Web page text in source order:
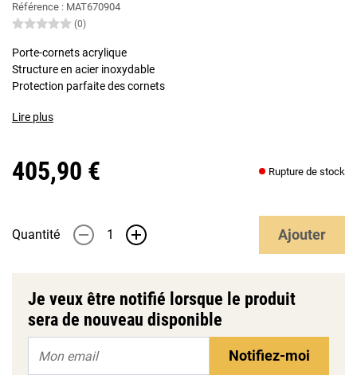
Référence : MAT670904
(0)
Porte-cornets acrylique
Structure en acier inoxydable
Protection parfaite des cornets
Lire plus
405,90 € Rupture de stock
Quantité - + Ajouter
Je veux être notifié lorsque le produit
sera de nouveau disponible
Notifiez-moi